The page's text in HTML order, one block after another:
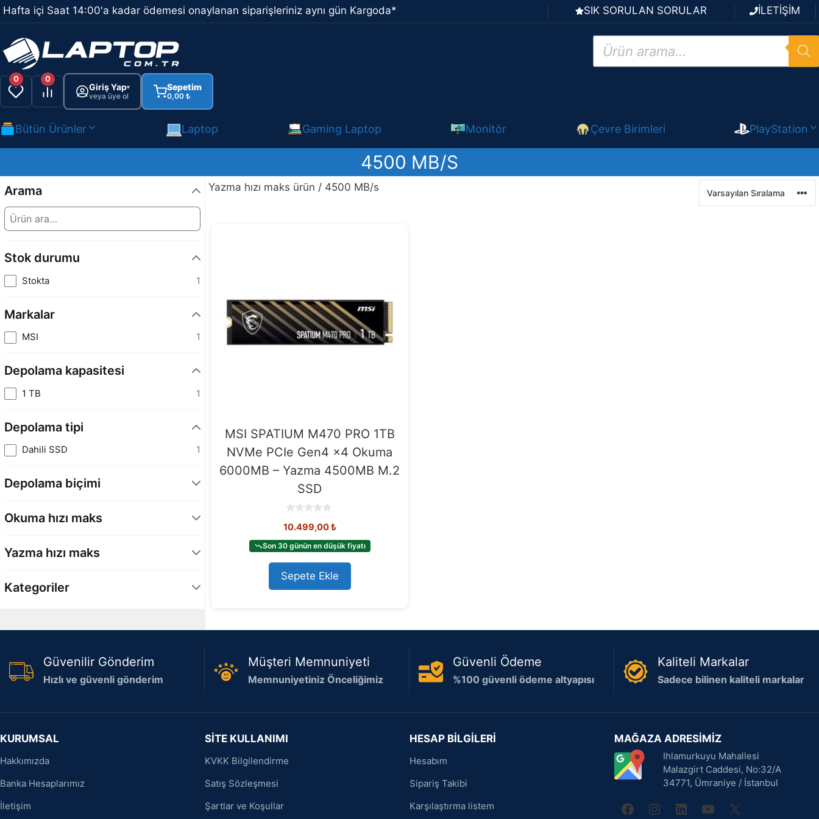
İçeriğe
atla
Hafta içi Saat 14:00'a kadar ödemesi onaylanan siparişleriniz aynı gün Kargoda* SIK SORULAN SORULAR İLETİŞİM
Products
search
0 0
Giriş Yap▾
veya üye ol
Sepetim
0,00 ₺
Bütün Ürünler Laptop Gaming Laptop Monitör Çevre Birimleri PlayStation
4500 MB/S
Yazma hızı maks ürün / 4500 MB/s
MSI SPATIUM M470 PRO 1TB
NVMe PCIe Gen4 x4 Okuma
6000MB – Yazma 4500MB M.2
SSD
o
t
o
f
5
10.499,00₺
Son 30 günün en düşük fiyatı
Sepete Ekle
Arama
Stok durumu
Stokta 1
Markalar
MSI 1
Depolama kapasitesi
1 TB 1
Depolama tipi
Dahili SSD 1
Depolama biçimi
Okuma hızı maks
Yazma hızı maks
Kategoriler
Güvenilir Gönderim
Hızlı ve güvenli gönderim
Müşteri Memnuniyeti
Memnuniyetiniz Önceliğimiz
Güvenli Ödeme
%100 güvenli ödeme altyapısı
Kaliteli Markalar
Sadece bilinen kaliteli markalar
KURUMSAL
Hakkımızda
Banka Hesaplarımız
İletişim
SİTE KULLANIMI
KVKK Bilgilendirme
Satış Sözleşmesi
Şartlar ve Koşullar
HESAP BİLGİLERİ
Hesabım
Sipariş Takibi
Karşılaştırma listem
MAĞAZA ADRESİMİZ
Ihlamurkuyu Mahallesi
Malazgirt Caddesi, No:32/A
34771, Ümraniye / İstanbul
facebook
instagram
linkedinyoutube
X